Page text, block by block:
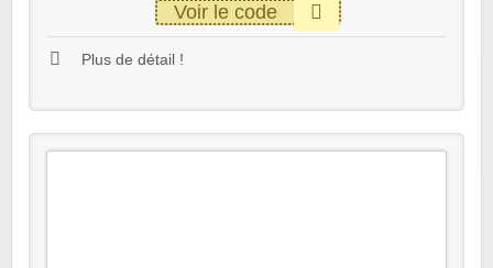
Voir le code
Plus de détail !